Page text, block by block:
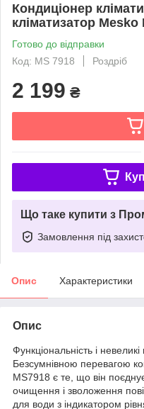
Кондиціонер
кліматизатор Mesko
Готово до відправки
Код: MS 7918
Роздріб
2 199 ₴
Що таке купити з
Замовлення під
Опис Характеристики
Опис
Функціональність і
Безсумнівною перевагою
MS7918 є те, що він
очищення і зволоження
для води з індикатором